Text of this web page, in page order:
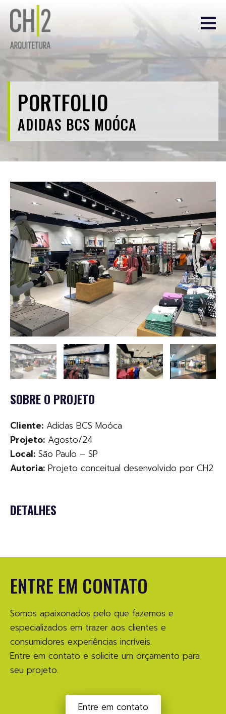
PORTFOLIO
ADIDAS BCS MOÓCA
SOBRE O PROJETO
Cliente: Adidas BCS Moóca
Projeto: Agosto/24
Local: São Paulo – SP
Autoria: Projeto conceitual desenvolvido por CH2
DETALHES
ENTRE EM CONTATO
Somos apaixonados pelo que fazemos e
especializados em trazer aos clientes e
consumidores experiências incríveis.
Entre em contato e solicite um orçamento para
seu projeto.
Entre em contato